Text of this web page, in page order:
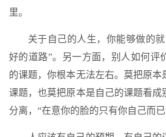
里。
关于自己的人生，你能够做的
好的道路”。另一方面，别人如何评
的课题，你根本无法左右。莫把原本
课题，也莫把原本是自己的课题看成
分离，“在意你的脸的只有你自己而已